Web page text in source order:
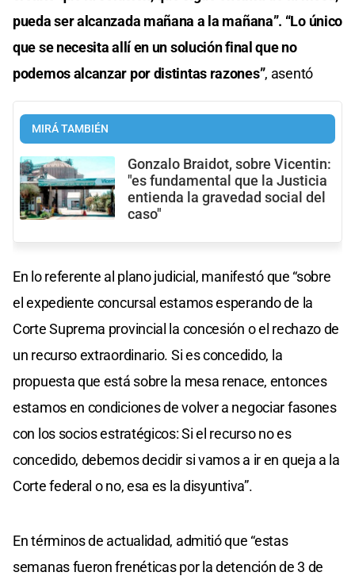
pueda ser alcanzada mañana a la mañana”. “Lo único
que se necesita allí en un solución final que no
podemos alcanzar por distintas razones”, asentó
MIRÁ TAMBIÉN
Gonzalo Braidot, sobre Vicentin:
"es fundamental que la Justicia
entienda la gravedad social del
caso"
En lo referente al plano judicial, manifestó que “sobre
el expediente concursal estamos esperando de la
Corte Suprema provincial la concesión o el rechazo de
un recurso extraordinario. Si es concedido, la
propuesta que está sobre la mesa renace, entonces
estamos en condiciones de volver a negociar fasones
con los socios estratégicos: Si el recurso no es
concedido, debemos decidir si vamos a ir en queja a la
Corte federal o no, esa es la disyuntiva”.
En términos de actualidad, admitió que “estas
semanas fueron frenéticas por la detención de 3 de